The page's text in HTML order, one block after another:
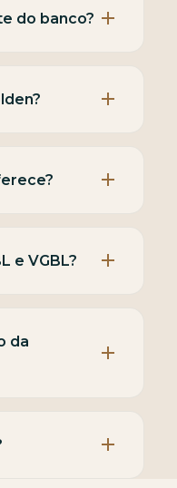
do banco?
e VGBL?
da